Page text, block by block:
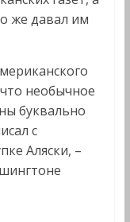
же давал им
необычное
буквально
с
Аляски, –